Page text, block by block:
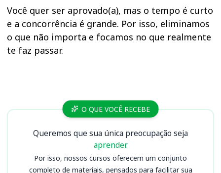
Você quer ser aprovado(a), mas o tempo é curto
e a concorrência é grande. Por isso, eliminamos
o que não importa e focamos no que realmente
te faz passar.
Cursos O QUE VOCÊ RECEBE
Queremos que sua única preocupação seja
aprender.
Por isso, nossos cursos oferecem um conjunto
completo de materiais, pensados para facilitar sua